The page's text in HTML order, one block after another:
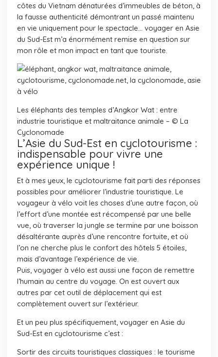
côtes du Vietnam dénaturées d’immeubles de béton, à
la fausse authenticité démontrant un passé maintenu
en vie uniquement pour le spectacle… voyager en Asie
du Sud-Est m’a énormément remise en question sur
mon rôle et mon impact en tant que touriste.
Les éléphants des temples d’Angkor Wat : entre
industrie touristique et maltraitance animale – © La
Cyclonomade
L’Asie du Sud-Est en cyclotourisme :
indispensable pour vivre une
expérience unique !
Et à mes yeux, le cyclotourisme fait parti des réponses
possibles pour améliorer l’industrie touristique. Le
voyageur à vélo voit les choses d’une autre façon, où
l’effort d’une montée est récompensé par une belle
vue, où traverser la jungle se termine par une boisson
désaltérante auprès d’une rencontre fortuite, et où
l’on ne cherche plus le confort des hôtels 5 étoiles,
mais d’avantage l’expérience de vie.
Puis, voyager à vélo est aussi une façon de remettre
l’humain au centre du voyage. On est ouvert aux
autres par cet outil de déplacement qui est
complètement ouvert sur l’extérieur.
Et un peu plus spécifiquement, voyager en Asie du
Sud-Est en cyclotourisme c’est :
Sortir des circuits touristiques classiques : le tourisme